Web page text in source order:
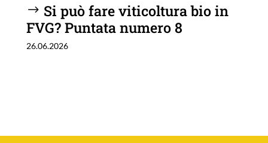
Si può fare viticoltura bio in
FVG? Puntata numero 8
26.06.2026